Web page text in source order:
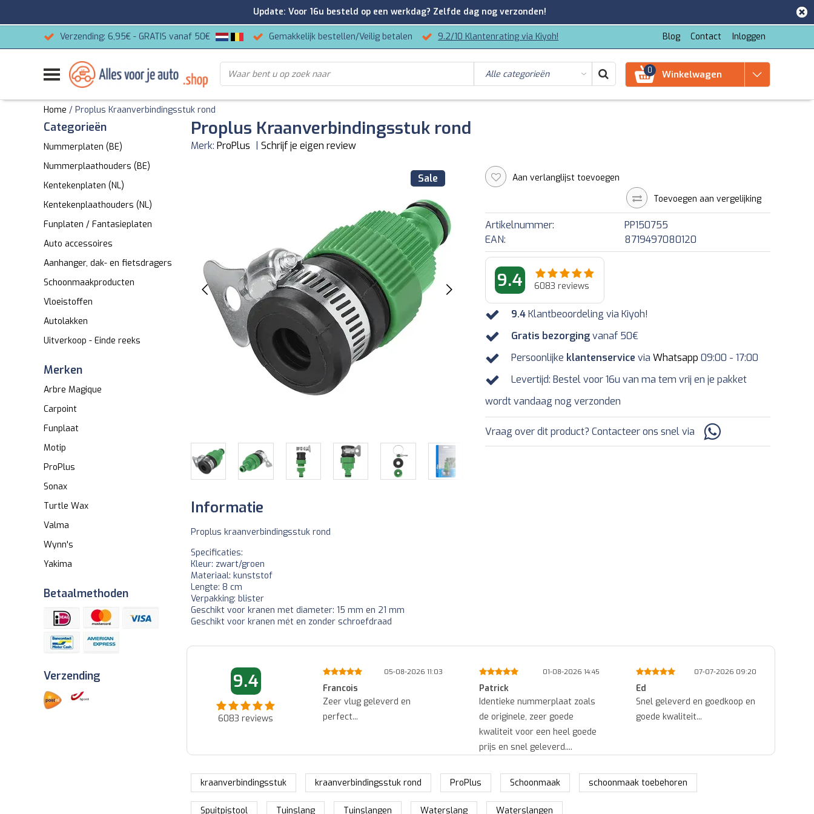
Verzending: 6,95€ - GRATIS vanaf 50€ Gemakkelijk bestellen/Veilig betalen 9.2/10 Klantenrating via Kiyoh! Blog Contact Inloggen
0 Winkelwagen
Home / Proplus Kraanverbindingsstuk rond
Categorieën
Nummerplaten (BE)
Nummerplaathouders (BE)
Kentekenplaten (NL)
Kentekenplaathouders (NL)
Funplaten / Fantasieplaten
Auto accessoires
Aanhanger, dak- en fietsdragers
Schoonmaakproducten
Vloeistoffen
Autolakken
Uitverkoop - Einde reeks
Merken
Arbre Magique
Carpoint
Funplaat
Motip
ProPlus
Sonax
Turtle Wax
Valma
Wynn's
Yakima
Betaalmethoden
Verzending
Proplus Kraanverbindingsstuk rond
Merk: ProPlus Schrijf je eigen review
Sale
Aan verlanglijst toevoegen
Toevoegen aan vergelijking
Artikelnummer:
PP150755
EAN:
8719497080120
9.4 6083 reviews
9.4Klantbeoordeling via Kiyoh!
Gratis bezorgingvanaf 50€
Persoonlijke klantenservice via Whatsapp 09:00 - 17:00
Levertijd: Bestel voor 16u van ma tem vrij en je pakket
wordt vandaag nog verzonden
Vraag over dit product? Contacteer ons snel via
Informatie
Proplus kraanverbindingsstuk rond
Specificaties:
Kleur: zwart/groen
Materiaal: kunststof
Lengte: 8 cm
Verpakking: blister
Geschikt voor kranen met diameter: 15 mm en 21 mm
Geschikt voor kranen mét en zonder schroefdraad
9.4
6083 reviews
Jan
Binnen paar uur reactie van
Francois
Zeer vlug geleverd en
perfect...
01-08-2026 14:45
Identieke nummerplaat zoals
07-07-2026 09:20
Snel geleverd en goedkoop en
goede kwaliteit...
05-07-2026 11:08
ok...
kraanverbindingsstuk kraanverbindingsstuk rond ProPlus Schoonmaak schoonmaak toebehoren
Spuitpistool Tuinslang Tuinslangen Waterslang Waterslangen
Update: Voor 16u besteld op een werkdag? Zelfde dag nog verzonden!